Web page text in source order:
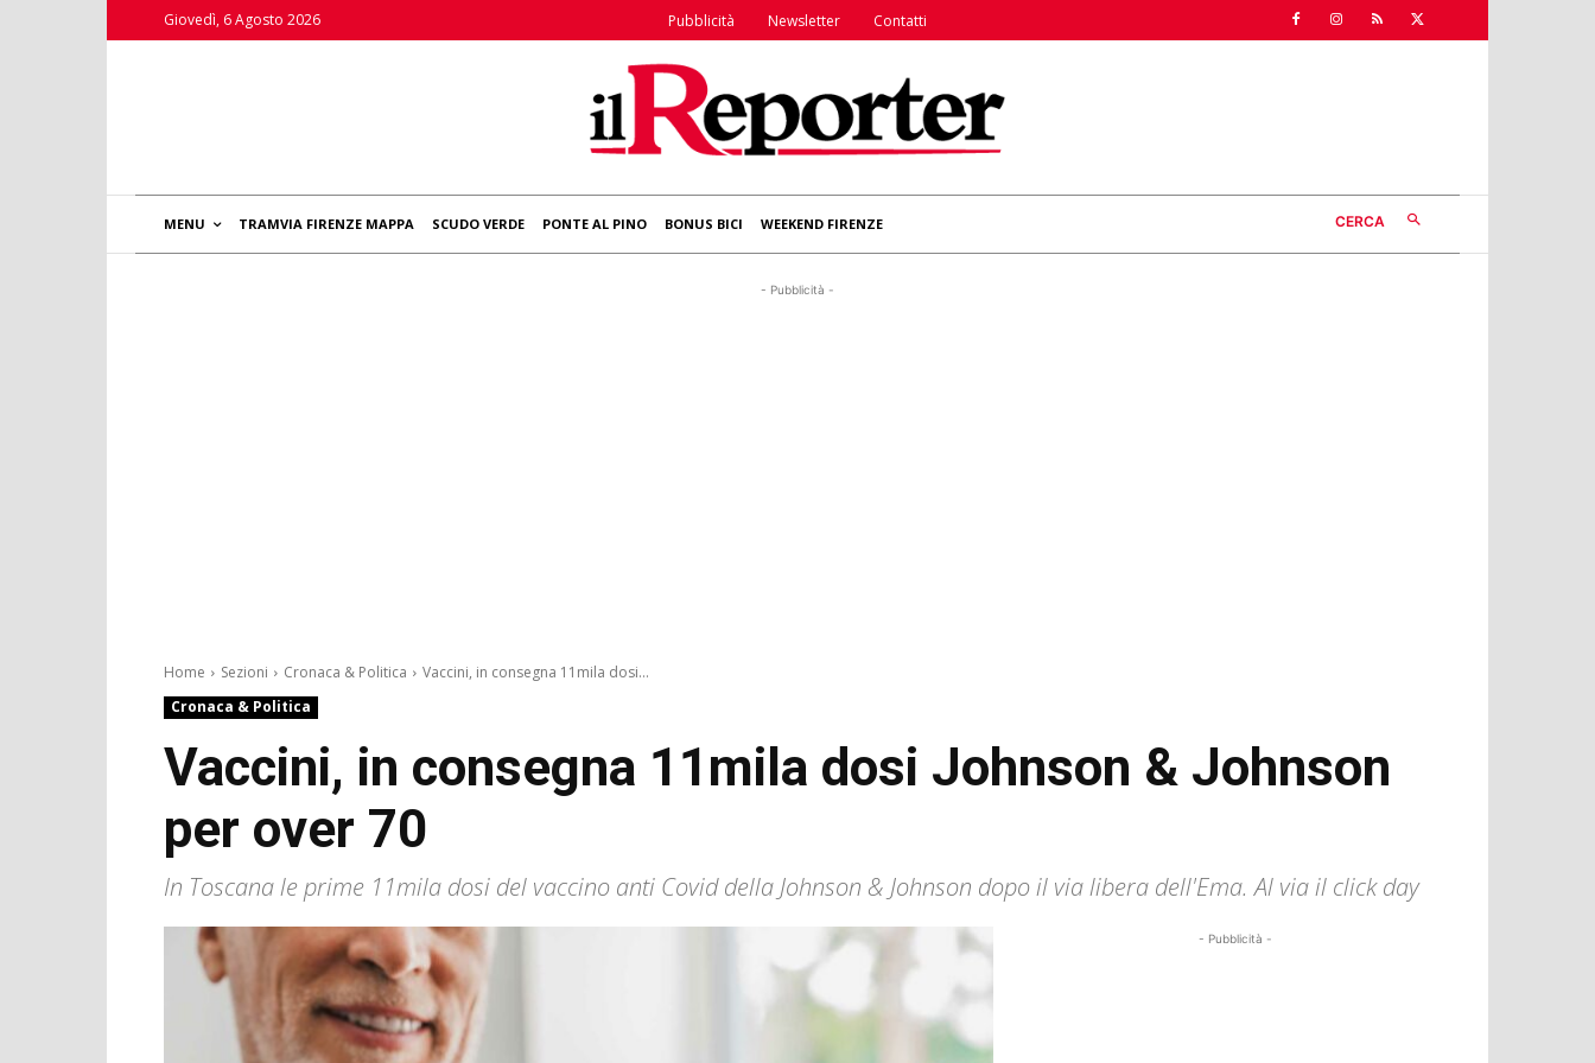
Giovedì, 6 Agosto 2026 Pubblicità Newsletter Contatti
MENU TRAMVIA FIRENZE MAPPA SCUDO VERDE PONTE AL PINO BONUS BICI WEEKEND FIRENZE CERCA
- Pubblicità -
Home Sezioni Cronaca & Politica
Vaccini, in consegna 11mila dosi...
Cronaca & Politica
Vaccini, in consegna 11mila dosi Johnson & Johnson
per over 70
In Toscana le prime 11mila dosi del vaccino anti Covid della Johnson & Johnson dopo il via libera dell'Ema. Al via il click day
- Pubblicità -